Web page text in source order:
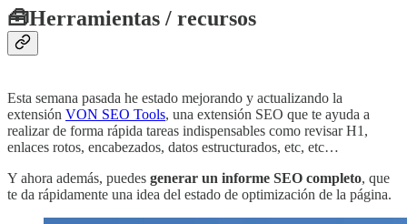
🧰Herramientas / recursos
Esta semana pasada he estado mejorando y actualizando la
extensión VON SEO Tools, una extensión SEO que te ayuda a
realizar de forma rápida tareas indispensables como revisar H1,
enlaces rotos, encabezados, datos estructurados, etc, etc…
Y ahora además, puedes generar un informe SEO completo, que
te da rápidamente una idea del estado de optimización de la página.